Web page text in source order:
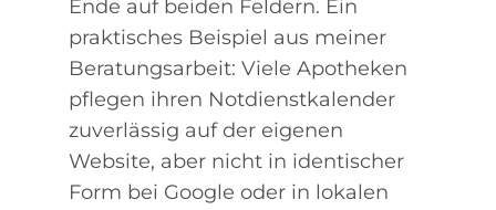
Ende auf beiden Feldern. Ein
praktisches Beispiel aus meiner
Beratungsarbeit: Viele Apotheken
pflegen ihren Notdienstkalender
zuverlässig auf der eigenen
Website, aber nicht in identischer
Form bei Google oder in lokalen